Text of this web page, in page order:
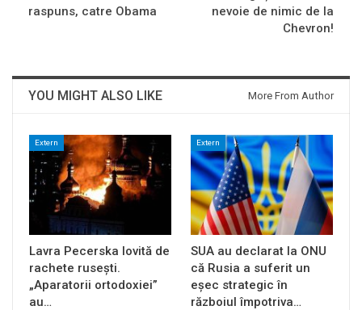
raspuns, catre Obama
nevoie de nimic de la
Chevron!
YOU MIGHT ALSO LIKE More From Author
Extern
Lavra Pecerska lovită de
rachete rusești.
„Aparatorii ortodoxiei”
au…
Extern
SUA au declarat la ONU
că Rusia a suferit un
eșec strategic în
războiul împotriva…